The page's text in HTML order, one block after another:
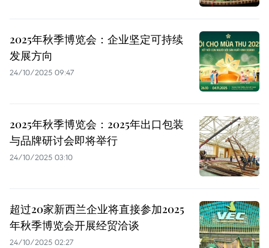
2025年秋季博览会：企业坚定可持续
发展方向
24/10/2025 09:47
2025年秋季博览会：2025年出口包装
与品牌研讨会即将举行
24/10/2025 03:10
超过20家新西兰企业将直接参加2025
年秋季博览会开展经贸洽谈
24/10/2025 02:27